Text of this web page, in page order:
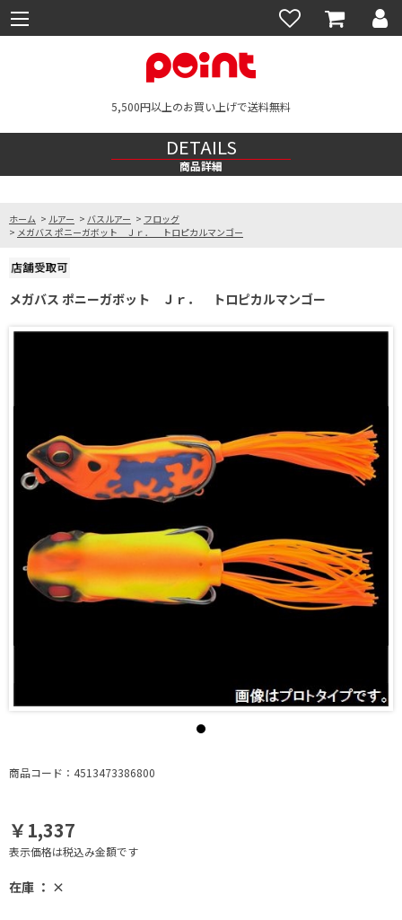
5,500円以上のお買い上げで送料無料
DETAILS
商品詳細
ホーム > ルアー > バスルアー > フロッグ
> メガバス ポニーガボット Ｊｒ． トロピカルマンゴー
メガバス ポニーガボット Ｊｒ． トロピカルマンゴー
商品コード：4513473386800
￥1,337
表示価格は税込み金額です
在庫 ： ×